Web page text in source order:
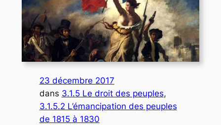
23 décembre 2017
dans 3.1.5 Le droit des peuples
3.1.5.2 L’émancipation des peuples
de 1815 à 1830